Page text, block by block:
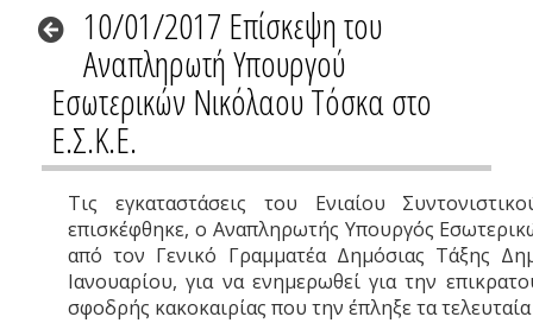
10/01/2017 Επίσκεψη του
Αναπληρωτή Υπουργού
Εσωτερικών Νικόλαου Τόσκα στο
Ε.Σ.Κ.Ε.
Τις εγκαταστάσεις του Ενιαίου
επισκέφθηκε, ο Αναπληρωτής Υπουργός
από τον Γενικό Γραμματέα Δημόσιας Τάξης
Ιανουαρίου, για να ενημερωθεί για την
σφοδρής κακοκαιρίας που την έπληξε τα